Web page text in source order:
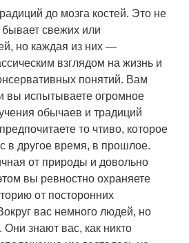
до мозга костей. Это не
бывает свежих или
но каждая из них —
взглядом на жизнь и
понятий. Вам
вы испытываете огромное
обычаев и традиций
то чтиво, которое
в другое время, в прошлое.
от природы и довольно
вы ревностно охраняете
от посторонних
вас немного людей, но
знают вас, как никто